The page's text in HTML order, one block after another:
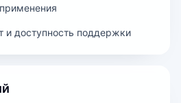
и доступность поддержки